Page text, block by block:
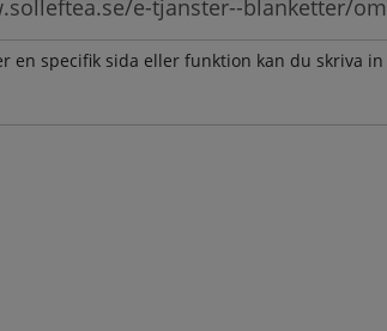
en specifik sida eller funktion kan du skriva